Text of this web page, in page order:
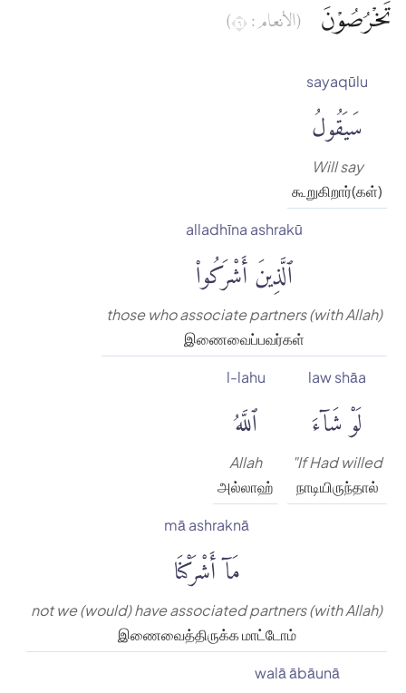
تَخْرُصُوْنَ
(الأنعام : ٦)
sayaqūlu
سَيَقُولُ
Will say
கூறுகிறார்(கள்)
alladhīna ashrakū
ٱلَّذِينَ أَشْرَكُوا۟
those who associate partners (with Allah)
இணைவைப்பவர்கள்
law shāa
لَوْ شَآءَ
"If Had willed
நாடியிருந்தால்
l-lahu
ٱللَّهُ
Allah
அல்லாஹ்
mā ashraknā
مَآ أَشْرَكْنَا
not we (would) have associated partners (with Allah)
இணைவைத்திருக்க மாட்டோம்
walā ābāunā